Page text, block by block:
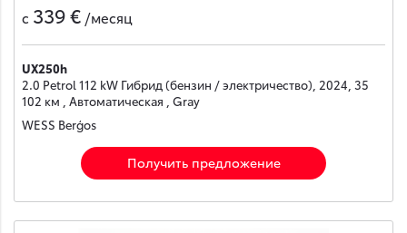
с 339 € /месяц
UX250h
2.0 Petrol 112 kW Гибрид (бензин / электричество), 2024, 35
102 км , Автоматическая , Gray
WESS Berģos
Получить предложение